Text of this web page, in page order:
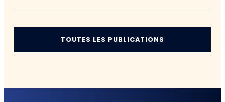
TOUTES LES PUBLICATIONS